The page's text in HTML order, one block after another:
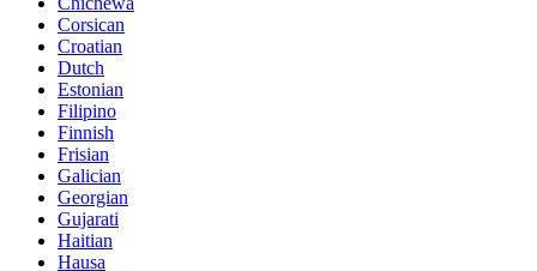
Corsican
Croatian
Dutch
Estonian
Filipino
Finnish
Frisian
Galician
Georgian
Gujarati
Haitian
Hausa